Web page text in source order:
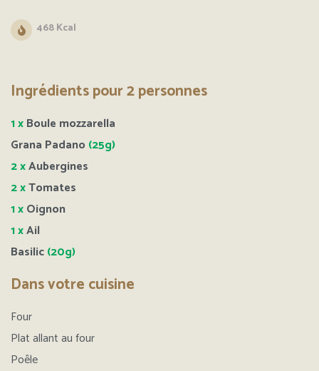
468 Kcal
Ingrédients pour 2 personnes
1 xBoule mozzarella
Grana Padano (25g)
2 xAubergines
2 xTomates
1 xOignon
1 xAil
Basilic(20g)
Dans votre cuisine
Four
Plat allant au four
Poêle